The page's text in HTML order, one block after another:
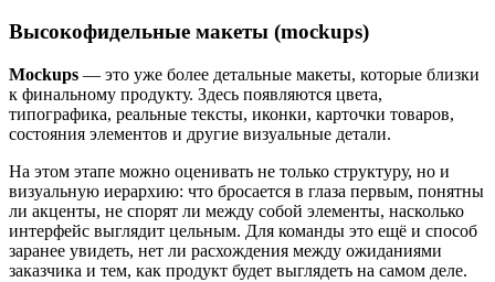
Высокофидельные макеты (mockups)
Mockups — это уже более детальные макеты, которые близки
к финальному продукту. Здесь появляются цвета,
типографика, реальные тексты, иконки, карточки товаров,
состояния элементов и другие визуальные детали.
На этом этапе можно оценивать не только структуру, но и
визуальную иерархию: что бросается в глаза первым, понятны
ли акценты, не спорят ли между собой элементы, насколько
интерфейс выглядит цельным. Для команды это ещё и способ
заранее увидеть, нет ли расхождения между ожиданиями
заказчика и тем, как продукт будет выглядеть на самом деле.